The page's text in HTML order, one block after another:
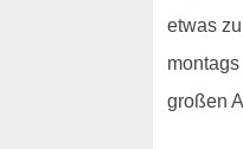
etwas
großen